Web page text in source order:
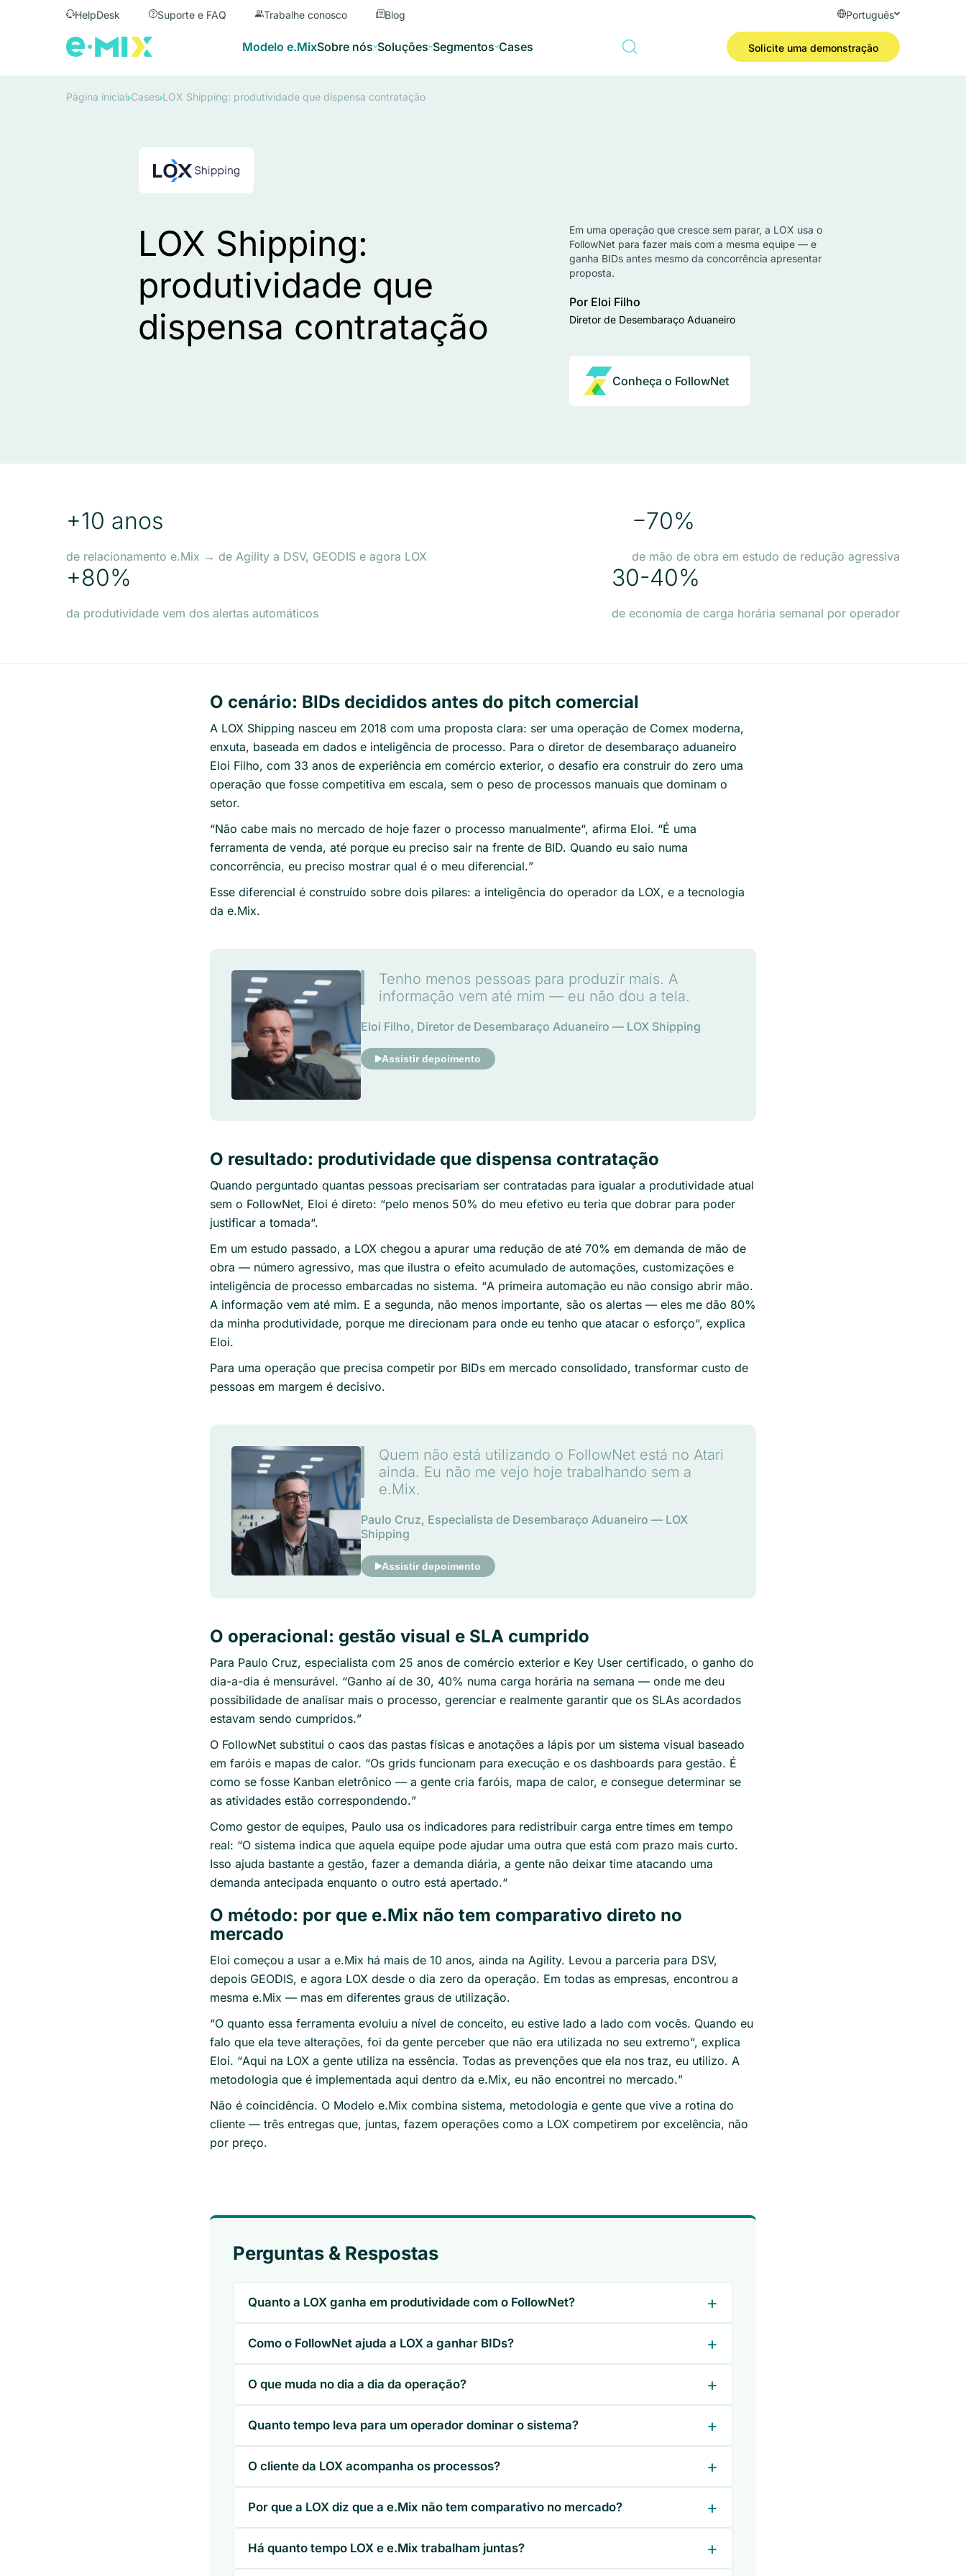
HelpDesk Suporte e FAQ Trabalhe conosco Blog Português
Modelo e.MixSobre nós Soluções Segmentos Cases Solicite uma demonstração
Página inicial Cases LOX Shipping: produtividade que dispensa contratação
LOX Shipping:
produtividade que
dispensa contratação
Em uma operação que cresce sem parar, a LOX usa o
FollowNet para fazer mais com a mesma equipe — e
ganha BIDs antes mesmo da concorrência apresentar
proposta.
Por Eloi Filho
Diretor de Desembaraço Aduaneiro
Conheça o FollowNet
+10 anos
de relacionamento e.Mix → de Agility a DSV, GEODIS e agora LOX
−70%
de mão de obra em estudo de redução agressiva
+80%
da produtividade vem dos alertas automáticos
30-40%
de economia de carga horária semanal por operador
O cenário: BIDs decididos antes do pitch comercial
A LOX Shipping nasceu em 2018 com uma proposta clara: ser uma operação de Comex moderna,
enxuta, baseada em dados e inteligência de processo. Para o diretor de desembaraço aduaneiro
Eloi Filho, com 33 anos de experiência em comércio exterior, o desafio era construir do zero uma
operação que fosse competitiva em escala, sem o peso de processos manuais que dominam o
setor.
“Não cabe mais no mercado de hoje fazer o processo manualmente“, afirma Eloi. “É uma
ferramenta de venda, até porque eu preciso sair na frente de BID. Quando eu saio numa
concorrência, eu preciso mostrar qual é o meu diferencial.”
Esse diferencial é construído sobre dois pilares: a inteligência do operador da LOX, e a tecnologia
da e.Mix.
Tenho menos pessoas para produzir mais. A
informação vem até mim — eu não dou a tela.
Eloi Filho, Diretor de Desembaraço Aduaneiro — LOX Shipping
Assistir depoimento
O resultado: produtividade que dispensa contratação
Quando perguntado quantas pessoas precisariam ser contratadas para igualar a produtividade atual
sem o FollowNet, Eloi é direto: “pelo menos 50% do meu efetivo eu teria que dobrar para poder
justificar a tomada“.
Em um estudo passado, a LOX chegou a apurar uma redução de até 70% em demanda de mão de
obra — número agressivo, mas que ilustra o efeito acumulado de automações, customizações e
inteligência de processo embarcadas no sistema. “A primeira automação eu não consigo abrir mão.
A informação vem até mim. E a segunda, não menos importante, são os alertas — eles me dão 80%
da minha produtividade, porque me direcionam para onde eu tenho que atacar o esforço“, explica
Eloi.
Para uma operação que precisa competir por BIDs em mercado consolidado, transformar custo de
pessoas em margem é decisivo.
Quem não está utilizando o FollowNet está no Atari
ainda. Eu não me vejo hoje trabalhando sem a
e.Mix.
Paulo Cruz, Especialista de Desembaraço Aduaneiro — LOX
Shipping
Assistir depoimento
O operacional: gestão visual e SLA cumprido
Para Paulo Cruz, especialista com 25 anos de comércio exterior e Key User certificado, o ganho do
dia-a-dia é mensurável. “Ganho aí de 30, 40% numa carga horária na semana — onde me deu
possibilidade de analisar mais o processo, gerenciar e realmente garantir que os SLAs acordados
estavam sendo cumpridos.”
O FollowNet substitui o caos das pastas físicas e anotações a lápis por um sistema visual baseado
em faróis e mapas de calor. “Os grids funcionam para execução e os dashboards para gestão. É
como se fosse Kanban eletrônico — a gente cria faróis, mapa de calor, e consegue determinar se
as atividades estão correspondendo.”
Como gestor de equipes, Paulo usa os indicadores para redistribuir carga entre times em tempo
real: “O sistema indica que aquela equipe pode ajudar uma outra que está com prazo mais curto.
Isso ajuda bastante a gestão, fazer a demanda diária, a gente não deixar time atacando uma
demanda antecipada enquanto o outro está apertado.“
O método: por que e.Mix não tem comparativo direto no
mercado
Eloi começou a usar a e.Mix há mais de 10 anos, ainda na Agility. Levou a parceria para DSV,
depois GEODIS, e agora LOX desde o dia zero da operação. Em todas as empresas, encontrou a
mesma e.Mix — mas em diferentes graus de utilização.
“O quanto essa ferramenta evoluiu a nível de conceito, eu estive lado a lado com vocês. Quando eu
falo que ela teve alterações, foi da gente perceber que não era utilizada no seu extremo“, explica
Eloi. “Aqui na LOX a gente utiliza na essência. Todas as prevenções que ela nos traz, eu utilizo. A
metodologia que é implementada aqui dentro da e.Mix, eu não encontrei no mercado.”
Não é coincidência. O Modelo e.Mix combina sistema, metodologia e gente que vive a rotina do
cliente — três entregas que, juntas, fazem operações como a LOX competirem por excelência, não
por preço.
Perguntas & Respostas
Quanto a LOX ganha em produtividade com o FollowNet?
Como o FollowNet ajuda a LOX a ganhar BIDs?
O que muda no dia a dia da operação?
Quanto tempo leva para um operador dominar o sistema?
O cliente da LOX acompanha os processos?
Por que a LOX diz que a e.Mix não tem comparativo no mercado?
Há quanto tempo LOX e e.Mix trabalham juntas?